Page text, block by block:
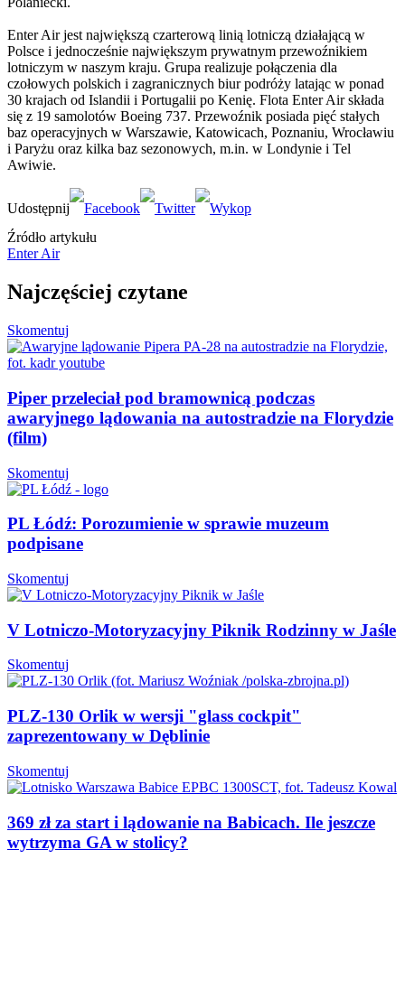
Enter Air jest największą czarterową linią lotniczą działającą w
Polsce i jednocześnie największym prywatnym przewoźnikiem
lotniczym w naszym kraju. Grupa realizuje połączenia dla
czołowych polskich i zagranicznych biur podróży latając w ponad
30 krajach od Islandii i Portugalii po Kenię. Flota Enter Air składa
się z 19 samolotów Boeing 737. Przewoźnik posiada pięć stałych
baz operacyjnych w Warszawie, Katowicach, Poznaniu, Wrocławiu
i Paryżu oraz kilka baz sezonowych, m.in. w Londynie i Tel
Awiwie.
Źródło artykułu
Enter Air
Najczęściej czytane
Skomentuj
Piper przeleciał pod bramownicą podczas
awaryjnego lądowania na autostradzie na Florydzie
(film)
Skomentuj
PL Łódź: Porozumienie w sprawie muzeum
podpisane
Skomentuj
V Lotniczo-Motoryzacyjny Piknik Rodzinny w Jaśle
Skomentuj
PLZ-130 Orlik w wersji "glass cockpit"
zaprezentowany w Dęblinie
Skomentuj
369 zł za start i lądowanie na Babicach. Ile jeszcze
wytrzyma GA w stolicy?